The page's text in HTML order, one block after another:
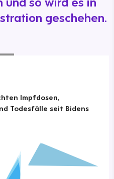
geschehen.
Impfdosen,
Todesfälle seit Bidens